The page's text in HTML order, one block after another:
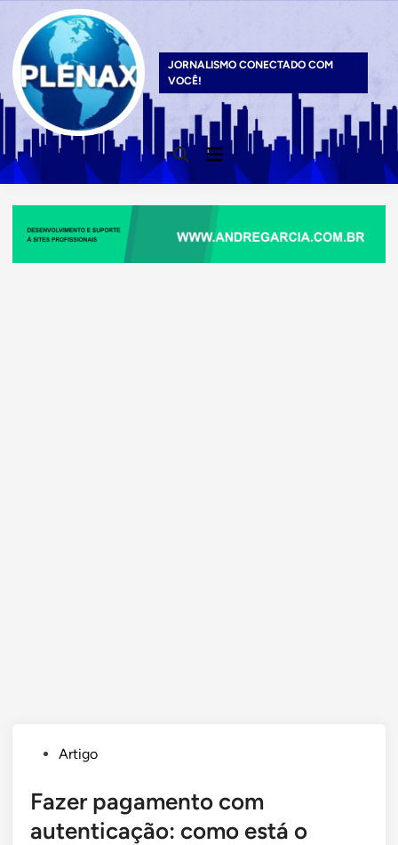
content
JORNALISMO CONECTADO COM
VOCÊ!
Open
Search
Main
Menu
PostedArtigo
Fazer pagamento com
autenticação: como está o